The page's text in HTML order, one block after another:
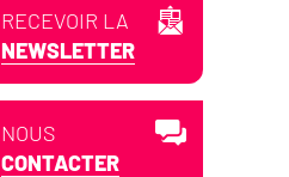
RECEVOIR LA
NEWSLETTER
NOUS
CONTACTER